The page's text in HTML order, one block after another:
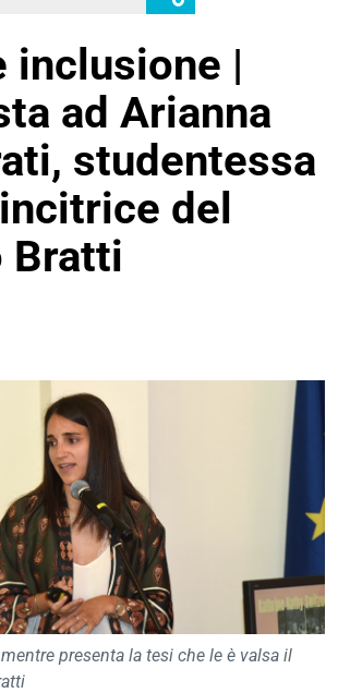
opzioni
di
condivisione
inclusione |
ad Arianna
studentessa
del
Bratti
presenta la tesi che le è valsa il